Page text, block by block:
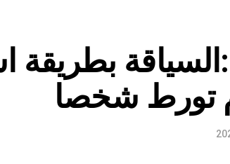
:السياقة بطريقة
تورط شخصا